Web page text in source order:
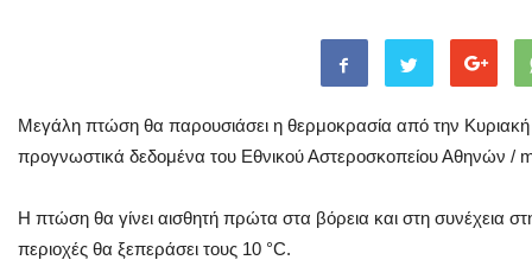
Μεγάλη πτώση θα παρουσιάσει η θερμοκρασία από την
προγνωστικά δεδομένα του Εθνικού Αστεροσκοπείου Αθηνών /
Η πτώση θα γίνει αισθητή πρώτα στα βόρεια και στη συνέχεια
περιοχές θα ξεπεράσει τους 10 °C.